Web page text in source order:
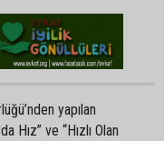
yapılan
Hız” ve “Hızlı Olan